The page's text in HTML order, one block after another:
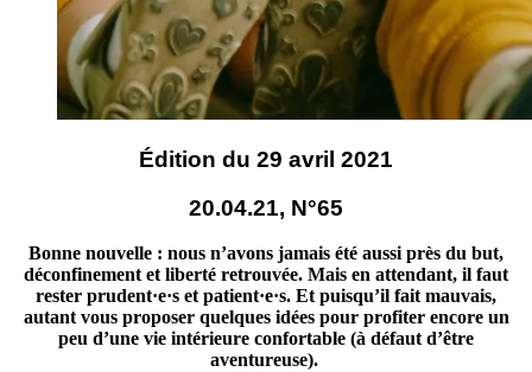
Édition du 29 avril 2021
20.04.21, N°65
Bonne nouvelle : nous n’avons jamais été aussi près du but,
déconfinement et liberté retrouvée. Mais en attendant, il faut
rester prudent·e·s et patient·e·s. Et puisqu’il fait mauvais,
autant vous proposer quelques idées pour profiter encore un
peu d’une vie intérieure confortable (à défaut d’être
aventureuse).